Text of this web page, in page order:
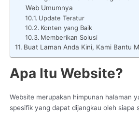
Web Umumnya
Update Teratur
Konten yang Baik
Memberikan Solusi
Buat Laman Anda Kini, Kami Bantu
Apa Itu Website?
Website merupakan himpunan halaman
spesifik yang dapat dijangkau oleh siapa